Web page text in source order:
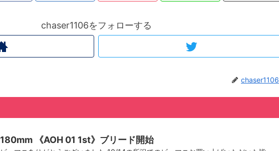
chaser1106をフォローする
chaser1106
180mm 《AOH 01 1st》ブリード開始